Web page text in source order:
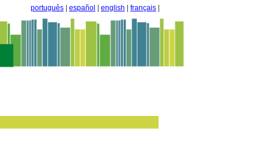
português español english français